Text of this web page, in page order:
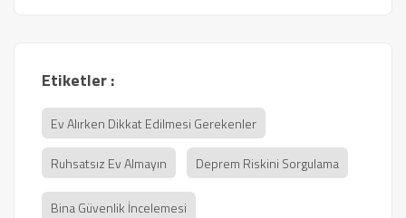
Etiketler :
Ev Alırken Dikkat Edilmesi Gerekenler
Ruhsatsız Ev Almayın Deprem Riskini Sorgulama
Bina Güvenlik İncelemesi